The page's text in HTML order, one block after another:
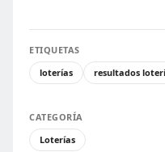
ETIQUETAS
loterías
resultados
CATEGORÍA
Loterías